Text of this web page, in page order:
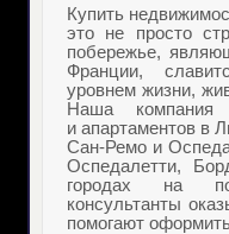
Купить
это не просто
побережье,
Франции,
уровнем жизни,
Наша компания
и апартаментов в
Сан-Ремои
Оспедалетти,
городах на
консультанты
помогают